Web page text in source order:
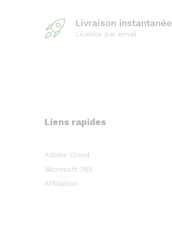
Livraison instantanée
Licence par email
Liens rapides
Adobe Cloud
Microsoft 365
Affiliation